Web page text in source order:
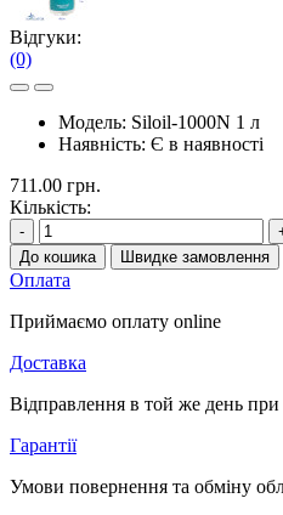
Відгуки:
(0)
Модель: Siloil-1000N 1 л
Наявність: Є в наявності
711.00 грн.
Кількість:
-
До кошика
Швидке замовлення
Оплата
Приймаємо оплату online
Доставка
Відправлення в той же день при
Гарантії
Умови повернення та обміну